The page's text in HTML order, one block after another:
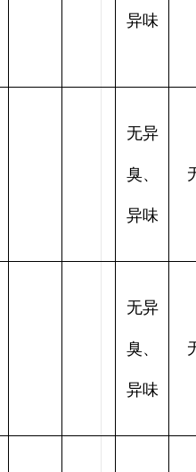
异味
无异
臭、
异味
无异
臭、
异味